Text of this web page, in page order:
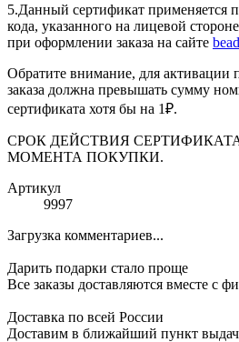
5.Данный сертификат применяется
кода, указанного на лицевой
при оформлении заказа на сайте
Обратите внимание, для активации
заказа должна превышать сумму
сертификата хотя бы на 1₽.
СРОК ДЕЙСТВИЯ
МОМЕНТА ПОКУПКИ.
Артикул
9997
Загрузка комментариев...
Дарить подарки стало проще
Все заказы доставляются вместе c
Доставка по всей России
Доставим в ближайший пункт